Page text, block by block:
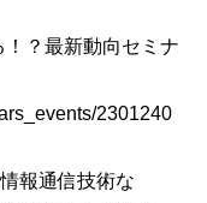
？最新動向セミナ
2301240
報通信技術な